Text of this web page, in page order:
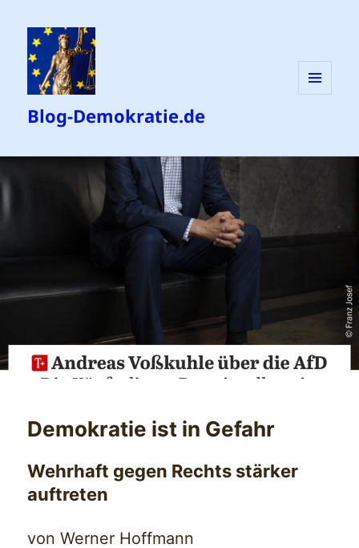
Blog-Demokratie.de
Demokratie ist in Gefahr
Wehrhaft gegen Rechts stärker
auftreten
von Werner Hoffmann